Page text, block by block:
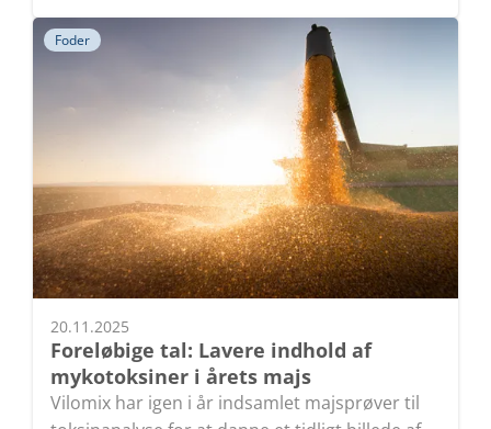
Foder
20.11.2025
Foreløbige tal: Lavere indhold af
mykotoksiner i årets majs
Vilomix har igen i år indsamlet majsprøver til